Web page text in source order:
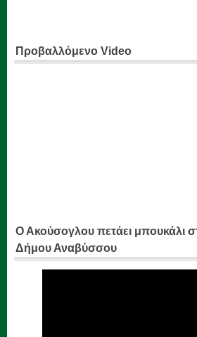
Προβαλλόμενο Video
Ο Ακούσογλου πετάει μπουκάλι
Δήμου Αναβύσσου